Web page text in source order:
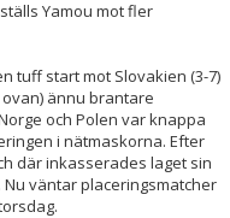
Yamou mot fler
tuff start mot Slovakien (3-7)
ännu brantare
och Polen var knappa
i nätmaskorna. Efter
där inkasserades laget sin
väntar placeringsmatcher